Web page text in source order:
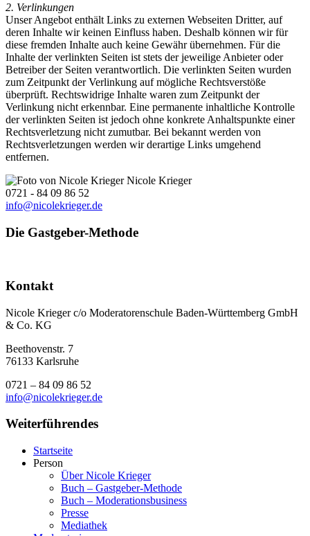
2. Verlinkungen
Unser Angebot enthält Links zu externen Webseiten Dritter, auf
deren Inhalte wir keinen Einfluss haben. Deshalb können wir für
diese fremden Inhalte auch keine Gewähr übernehmen. Für die
Inhalte der verlinkten Seiten ist stets der jeweilige Anbieter oder
Betreiber der Seiten verantwortlich. Die verlinkten Seiten wurden
zum Zeitpunkt der Verlinkung auf mögliche Rechtsverstöße
überprüft. Rechtswidrige Inhalte waren zum Zeitpunkt der
Verlinkung nicht erkennbar. Eine permanente inhaltliche Kontrolle
der verlinkten Seiten ist jedoch ohne konkrete Anhaltspunkte einer
Rechtsverletzung nicht zumutbar. Bei bekannt werden von
Rechtsverletzungen werden wir derartige Links umgehend
entfernen.
Nicole Krieger
0721 - 84 09 86 52
info@nicolekrieger.de
Die Gastgeber-Methode
Kontakt
Nicole Krieger c/o Moderatorenschule Baden-Württemberg GmbH
& Co. KG
Beethovenstr. 7
76133 Karlsruhe
0721 – 84 09 86 52
info@nicolekrieger.de
Weiterführendes
Startseite
Person
Über Nicole Krieger
Buch – Gastgeber-Methode
Buch – Moderations­business
Presse
Mediathek